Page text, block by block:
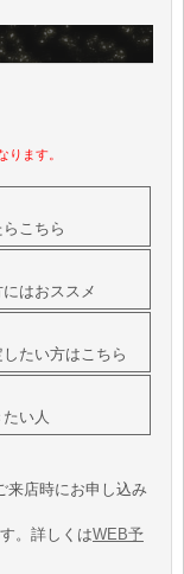
ます。
こちら
はおススメ
たい方はこちら
い人
来店時にお申し込み
。詳しくはWEB予